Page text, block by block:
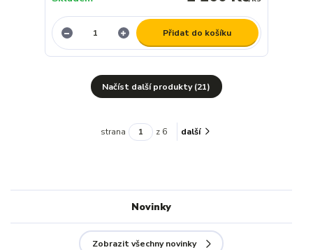
Přidat do košíku
Načíst další produkty (21)
strana z 6 další
Novinky
Zobrazit všechny novinky